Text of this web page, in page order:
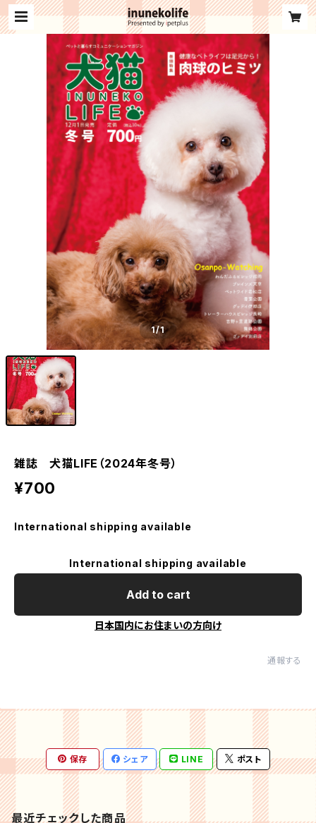
1/1
雑誌 犬猫LIFE（2024年冬号）
¥700
International shipping available
International shipping available
Add to cart
日本国内にお住まいの方向け
通報する
保存 シェア LINE ポスト
最近チェックした商品